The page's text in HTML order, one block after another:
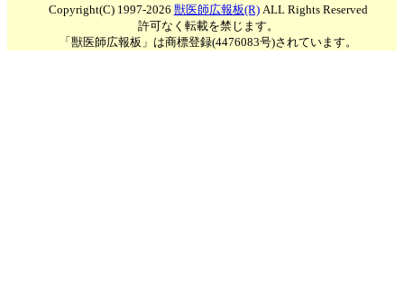
Copyright(C) 1997-2026 獣医師広報板(R)ALL Rights Reserved
許可なく転載を禁じます。
「獣医師広報板」は商標登録(4476083号)されています。